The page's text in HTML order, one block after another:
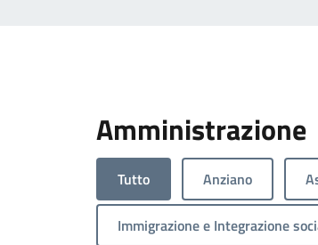
Amministrazione
Tutto Anziano
Immigrazione e Integrazione